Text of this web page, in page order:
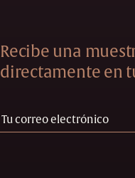
Recibe una
directamente en